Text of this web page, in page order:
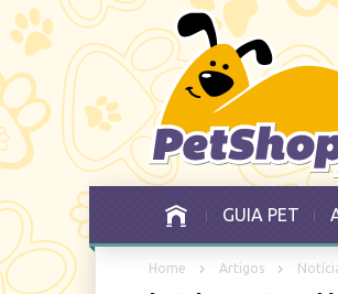
GUIA PET
Home Artigos